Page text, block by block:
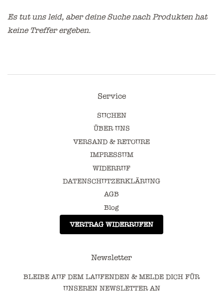
Es tut uns leid, aber deine Suche nach Produkten hat
keine Treffer ergeben.
Service
SUCHEN
ÜBER UNS
VERSAND & RETOURE
IMPRESSUM
WIDERRUF
DATENSCHUTZERKLÄRUNG
AGB
Blog
VERTRAG WIDERRUFEN
Newsletter
BLEIBE AUF DEM LAUFENDEN & MELDE DICH FÜR
UNSEREN NEWSLETTER AN